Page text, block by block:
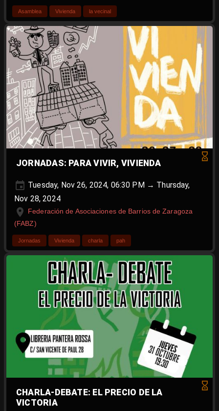
Asamblea Vivienda la vecinal
JORNADAS: PARA VIVIR, VIVIENDA
Tuesday, Nov 26, 2024, 06:30 PM → Thursday,
Nov 28, 2024
Federación de Asociaciones de Barrios de Zaragoza
(FABZ)
Jornadas Vivienda charla pah
CHARLA-DEBATE: EL PRECIO DE LA
VICTORIA